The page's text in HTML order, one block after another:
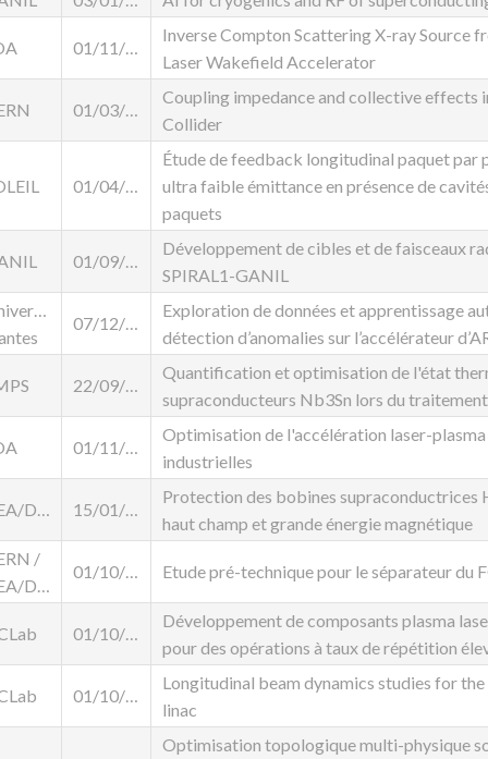
01/11/2025
Inverse Compton Scattering X-ray Source
Laser Wakefield Accelerator
01/03/2024
Coupling impedance and collective effects
Collider
01/04/2025
Étude de feedback longitudinal paquet par
ultra faible émittance en présence de
paquets
01/09/2024
Développement de cibles et de faisceaux
SPIRAL1-GANIL
07/12/2023
Exploration de données et apprentissage
détection d’anomalies sur l’accélérateur
22/09/2025
Quantification et optimisation de l'état
supraconducteurs Nb3Sn lors du
01/11/2024
Optimisation de l'accélération laser-
industrielles
CEA/DACM 15/01/2024
Protection des bobines supraconductrices
haut champ et grande énergie magnétique
/
CEA/DACM
01/10/2025 Etude pré-technique pour le séparateur du
01/10/2024
Développement de composants plasma
pour des opérations à taux de répétition
01/10/2025
Longitudinal beam dynamics studies for
linac
Optimisation topologique multi-physique